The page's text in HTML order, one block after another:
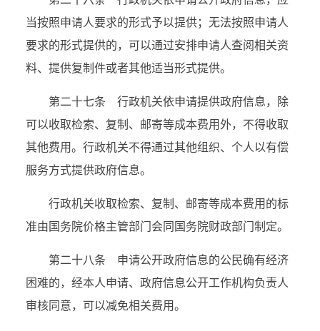
当按照申请人要求的形式予以提供；无法按照申请人
要求的形式提供的，可以通过安排申请人查阅相关资
料、提供复制件或者其他适当形式提供。
第二十七条 行政机关依申请提供政府信息，除
可以收取检索、复制、邮寄等成本费用外，不得收取
其他费用。行政机关不得通过其他组织、个人以有偿
服务方式提供政府信息。
行政机关收取检索、复制、邮寄等成本费用的标
准由国务院价格主管部门会同国务院财政部门制定。
第二十八条 申请公开政府信息的公民确有经济
困难的，经本人申请、政府信息公开工作机构负责人
审核同意，可以减免相关费用。